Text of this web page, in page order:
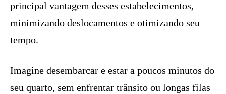
principal vantagem desses estabelecimentos,
minimizando deslocamentos e otimizando seu
tempo.
Imagine desembarcar e estar a poucos minutos do
seu quarto, sem enfrentar trânsito ou longas filas